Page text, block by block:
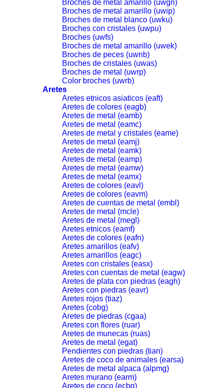
Broches de metal amarillo (uwgn)
Broches de metal amarillo (uwip)
Broches de metal blanco (uwku)
Broches con cristales (uwpu)
Broches (uwfs)
Broches de metal amarillo (uwek)
Broches de peces (uwnb)
Broches de cristales (uwas)
Broches de metal (uwrp)
Color broches (uwrb)
Aretes
Aretes etnicos asiaticos (eaft)
Aretes de colores (eagb)
Aretes de metal (eamb)
Aretes de metal (eamc)
Aretes de metal y cristales (eame)
Aretes de metal (eamj)
Aretes de metal (eamk)
Aretes de metal (eamp)
Aretes de metal (eamw)
Aretes de metal (eamx)
Aretes de colores (eavl)
Aretes de colores (eavm)
Aretes de cuentas de metal (embl)
Aretes de metal (mcle)
Aretes de metal (megl)
Aretes etnicos (eamf)
Aretes de colores (eafn)
Aretes amarillos (eafv)
Aretes amarillos (eagc)
Aretes con cristales (easx)
Aretes con cuentas de metal (eagw)
Aretes de plata con piedras (eagh)
Aretes con piedras (eavr)
Aretes rojos (tiaz)
Aretes (cobg)
Aretes de piedras (cgaa)
Aretes con flores (ruar)
Aretes de munecas (ruas)
Aretes de metal (egat)
Pendientes con piedras (tian)
Aretes de coco de animales (earsa)
Aretes de metal alpaca (alpmg)
Aretes murano (earm)
Aretes de coco (ecbg)